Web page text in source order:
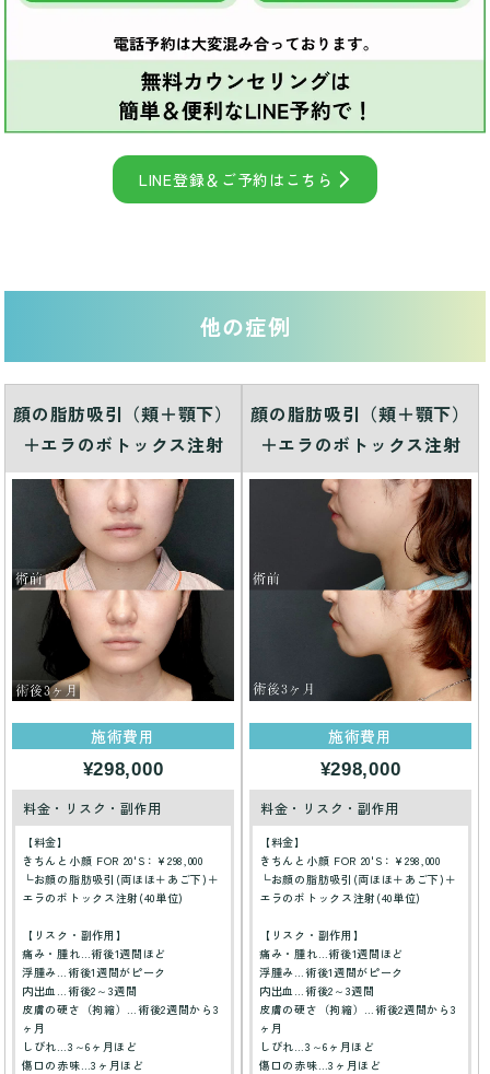
LINE登録＆ご予約はこちら
他の症例
顔の脂肪吸引（頬＋顎下）
＋エラのボトックス注射
施術費用
¥298,000
料金・リスク・副作用
【料金】
きちんと小顔 FOR 20'S：¥298,000
└お顔の脂肪吸引(両ほほ＋あご下)＋
エラのボトックス注射(40単位)
【リスク・副作用】
痛み・腫れ…術後1週間ほど
浮腫み…術後1週間がピーク
内出血…術後2～3週間
皮膚の硬さ（拘縮）…術後2週間から3
ヶ月
しびれ…3～6ヶ月ほど
傷口の赤味…3ヶ月ほど
顔の脂肪吸引（頬＋顎下）
＋エラのボトックス注射
施術費用
¥298,000
料金・リスク・副作用
【料金】
きちんと小顔 FOR 20'S：¥298,000
└お顔の脂肪吸引(両ほほ＋あご下)＋
エラのボトックス注射(40単位)
【リスク・副作用】
痛み・腫れ…術後1週間ほど
浮腫み…術後1週間がピーク
内出血…術後2～3週間
皮膚の硬さ（拘縮）…術後2週間から3
ヶ月
しびれ…3～6ヶ月ほど
傷口の赤味…3ヶ月ほど